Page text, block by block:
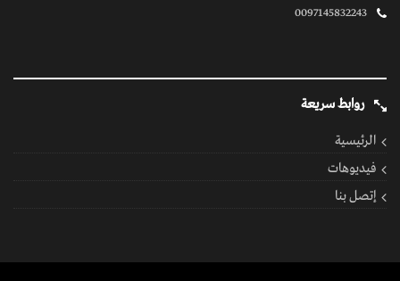
0097145832243
روابط سريعة
الرئيسية
فيديوهات
إتصل بنا